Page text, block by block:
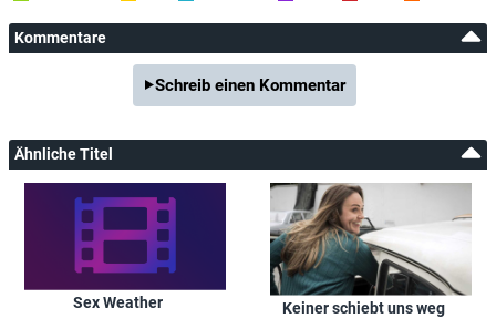
Kommentare
Schreib einen Kommentar
Ähnliche Titel
Sex Weather Keiner schiebt uns weg